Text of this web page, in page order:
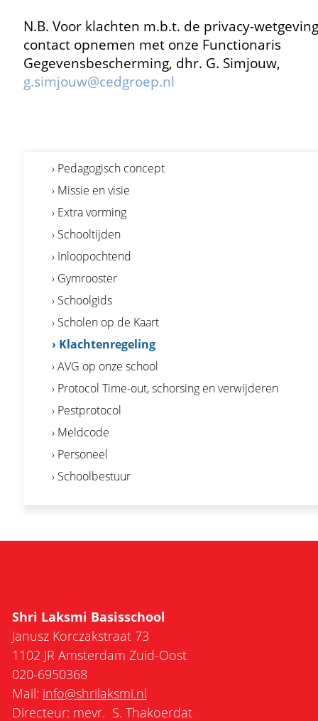
N.B. Voor klachten m.b.t. de privacy-
contact opnemen met onze Functionaris
Gegevensbescherming, dhr. G. Simjouw,
g.simjouw@cedgroep.nl
› Pedagogisch concept
› Missie en visie
› Extra vorming
› Schooltijden
› Inloopochtend
› Gymrooster
› Schoolgids
› Scholen op de Kaart
› Klachtenregeling
› AVG op onze school
› Protocol Time-out, schorsing en verwijderen
› Pestprotocol
› Meldcode
› Personeel
› Schoolbestuur
Shri Laksmi Basisschool
Janusz Korczakstraat 73
1102 JR Amsterdam Zuid-Oost
020-6950368
Mail: info@shrilaksmi.nl
Directeur: mevr. S. Thakoerdat